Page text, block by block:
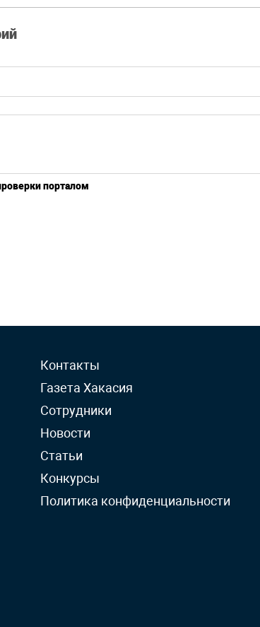
порталом
Контакты
Газета Хакасия
Сотрудники
Новости
Статьи
Конкурсы
Политика конфиденциальности